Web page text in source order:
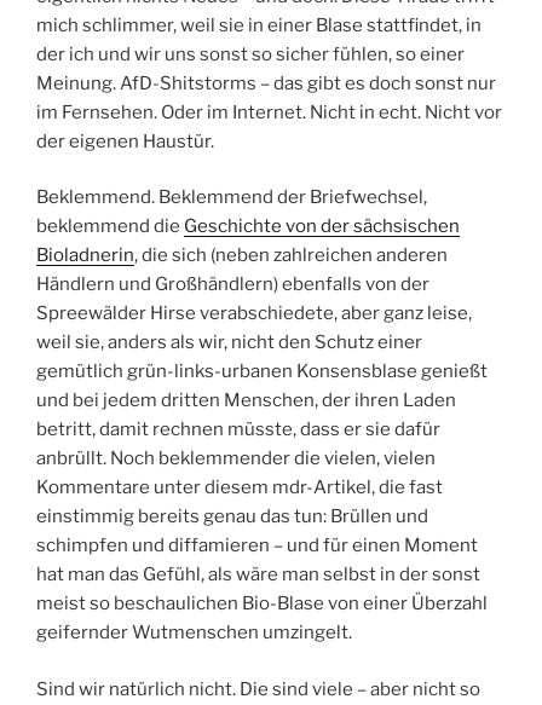
mich schlimmer, weil sie in einer Blase stattfindet, in
der ich und wir uns sonst so sicher fühlen, so einer
Meinung. AfD-Shitstorms – das gibt es doch sonst nur
im Fernsehen. Oder im Internet. Nicht in echt. Nicht vor
der eigenen Haustür.
Beklemmend. Beklemmend der Briefwechsel,
beklemmend die Geschichte von der sächsischen
Bioladnerin, die sich (neben zahlreichen anderen
Händlern und Großhändlern) ebenfalls von der
Spreewälder Hirse verabschiedete, aber ganz leise,
weil sie, anders als wir, nicht den Schutz einer
gemütlich grün-links-urbanen Konsensblase genießt
und bei jedem dritten Menschen, der ihren Laden
betritt, damit rechnen müsste, dass er sie dafür
anbrüllt. Noch beklemmender die vielen, vielen
Kommentare unter diesem mdr-Artikel, die fast
einstimmig bereits genau das tun: Brüllen und
schimpfen und diffamieren – und für einen Moment
hat man das Gefühl, als wäre man selbst in der sonst
meist so beschaulichen Bio-Blase von einer Überzahl
geifernder Wutmenschen umzingelt.
Sind wir natürlich nicht. Die sind viele – aber nicht so